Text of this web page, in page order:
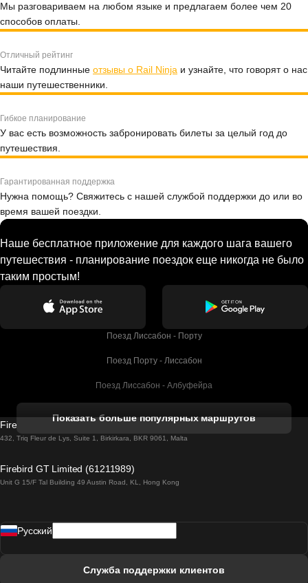
Мы разговариваем на любом языке и предлагаем более чем 20
способов оплаты.
Отличный рейтинг
Читайте подлинные отзывы о Rail Ninja и узнайте, что говорят о нас
наши путешественники.
Гибкое планирование
У вас есть возможность забронировать билеты за целый год до
путешествия.
Гарантированная поддержка
Нужна помощь? Свяжитесь с нашей службой поддержки до или во
время вашей поездки.
Наше бесплатное приложение для каждого шага вашего
путешествия - планирование поездок еще никогда не было
таким простым!
Поезд Лиссабон - Порту
Поезд Порту - Лиссабон
Поезд Лиссабон - Албуфейра
Поезд Лиссабон - Лагос
Поезд Лиссабон - Мадрид
Показать больше популярных маршрутов
Firebird GT Limited (OC 1451)
432, Triq Fleur de Lys, Suite 1, Birkirkara, BKR 9061, Malta
Firebird GT Limited (61211989)
Unit G 15/F Tal Building 49 Austin Road, KL, Hong Kong
Pусский
Служба поддержки клиентов